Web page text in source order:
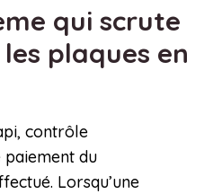
qui scrute
plaques en
contrôle
du
Lorsqu’une